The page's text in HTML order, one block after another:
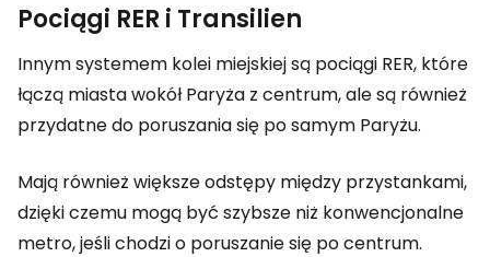
Pociągi RER i Transilien
Innym systemem kolei miejskiej są pociągi RER, które
łączą miasta wokół Paryża z centrum, ale są również
przydatne do poruszania się po samym Paryżu.
Mają również większe odstępy między przystankami,
dzięki czemu mogą być szybsze niż konwencjonalne
metro, jeśli chodzi o poruszanie się po centrum.